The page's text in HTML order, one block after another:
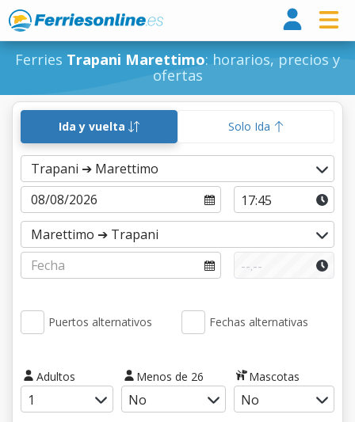
Ferries Trapani Marettimo: horarios, precios y
ofertas
Ida y vuelta Solo Ida
Puertos alternativos Fechas alternativas
Adultos Menos de 26 Mascotas